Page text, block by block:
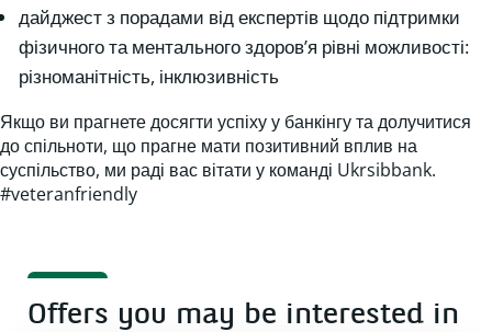
дайджест з порадами від експертів щодо підтримки
фізичного та ментального здоров’я рівні можливості:
різноманітність, інклюзивність
Якщо ви прагнете досягти успіху у банкінгу та долучитися
до спільноти, що прагне мати позитивний вплив на
суспільство, ми раді вас вітати у команді Ukrsibbank.
#veteranfriendly
Offers you may be interested in